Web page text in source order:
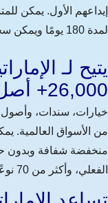
لمدة 180 يومًا ويمكن سحب أي أرباح محققة دون قيود.
26,000+ أصل بدون حد أدنى للإيداع
من الأسواق العالمية.
منخفضة شفافة وبدون
الفعلي، وأكثر من 70 نوعًا من الأوامر.